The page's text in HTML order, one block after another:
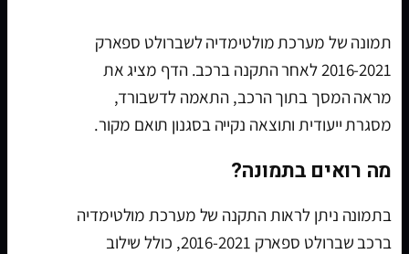
תמונה של מערכת מולטימדיה לשברולט ספארק
2016-2021 לאחר התקנה ברכב. הדף מציג את
מראה המסך בתוך הרכב, התאמה לדשבורד,
מסגרת ייעודית ותוצאה נקייה בסגנון תואם מקור.
מה רואים בתמונה?
בתמונה ניתן לראות התקנה של מערכת מולטימדיה
ברכב שברולט ספארק 2016-2021, כולל שילוב